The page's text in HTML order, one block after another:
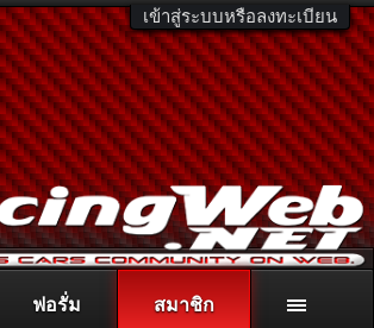
เข้าสู่ระบบหรือลงทะเบียน
racingweb@gmail.comหรือโทร. 081-811-1138
ฟอรั่ม สมาชิก